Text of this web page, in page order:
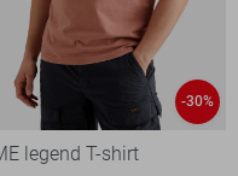
-30%
legend T-shirt